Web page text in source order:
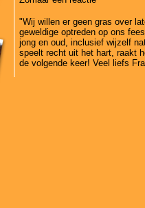
"Wij willen er geen gras over
geweldige optreden op ons
jong en oud, inclusief wijzelf
speelt recht uit het hart, raakt
de volgende keer! Veel liefs